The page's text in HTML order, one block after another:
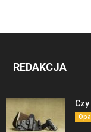
REDAKCJA